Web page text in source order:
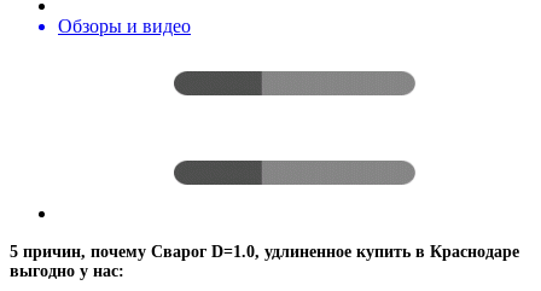
Обзоры и видео
5 причин, почему Сварог D=1.0, удлиненное купить в Краснодаре
выгодно у нас: